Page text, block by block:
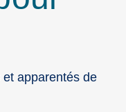
apparentés de